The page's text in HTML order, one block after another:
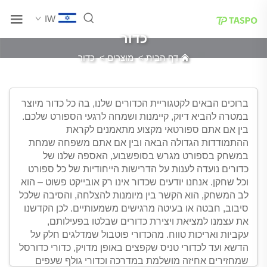
IW
כדור
דף הבית>מוצרים>כדור
ברוכים הבאים לקטגוריית הכדורים שלנו, בה כל כדור מיוצר
במטרה להביא דיוק, קיימנות ושמחה לרגעי הספורט שלכם.
בין אם אתם ספורטאי מקצוע מתאמנים לקראת
ההתמודדות הגדולה הבאה ובין אם אתם משפחה שמחת
במשחק בספורט מגרש בסופשבוע, האספה שלנו של
כדורים נועדה לענות על הדרישות הייחודיות של כל ספורט
וכל שחקן. אנחנו יודעים שכדור אינו רק אובייקט פשוט – הוא
לב המשחק, הוא הקשר בין מיומנות להצלחה, והסיבה שלכל
סיבוב, חבטה או בעיטה מרגישים משמעותיים. לכן הקדשנו
את עצמנו למציאת ויצירת כדורים שבלטו בפעילותם,
עקביות ואריכות טווח. מהכדורי פוטבול שמדלגים חלק על
הדשא ועד לכדורי טניס שקפצים באופן מדויק, כדורי כדורסל
שמחזירים אחיזה מושלמת במדרכה וכדורי גולף שעפים